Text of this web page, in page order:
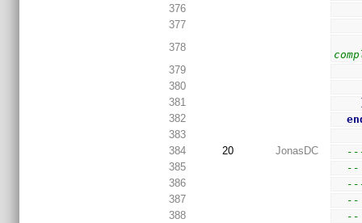
376
377
378
379
380
381
382
383
384
20 JonasDC
385
--
386
387
--
388
--